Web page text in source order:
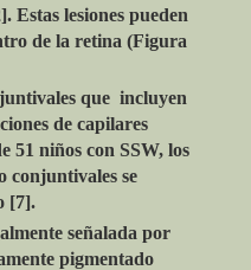
Estas lesiones pueden
de la retina (Figura
que incluyen
de capilares
51 niños con SSW, los
conjuntivales se
[7].
señalada por
pigmentado